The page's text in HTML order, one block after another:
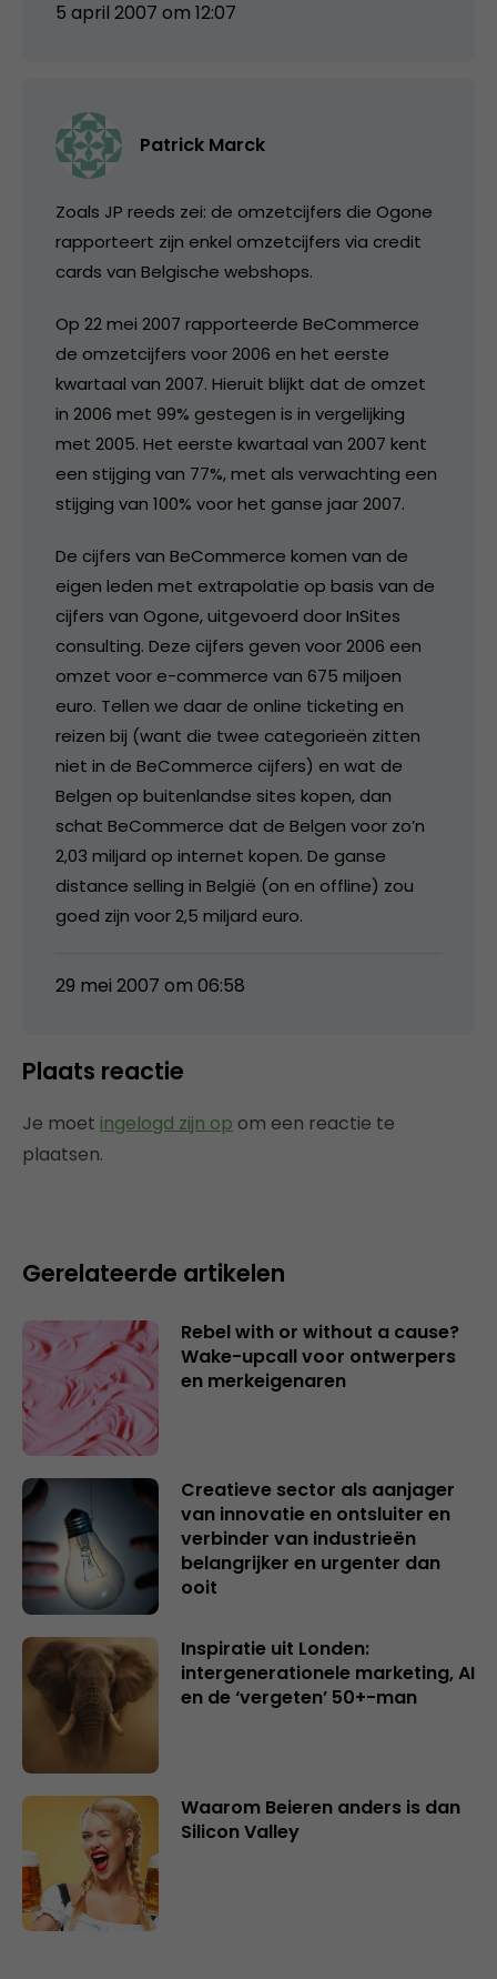
5 april 2007 om 12:07
Patrick Marck
Zoals JP reeds zei: de omzetcijfers die Ogone
rapporteert zijn enkel omzetcijfers via credit
cards van Belgische webshops.
Op 22 mei 2007 rapporteerde BeCommerce
de omzetcijfers voor 2006 en het eerste
kwartaal van 2007. Hieruit blijkt dat de omzet
in 2006 met 99% gestegen is in vergelijking
met 2005. Het eerste kwartaal van 2007 kent
een stijging van 77%, met als verwachting een
stijging van 100% voor het ganse jaar 2007.
De cijfers van BeCommerce komen van de
eigen leden met extrapolatie op basis van de
cijfers van Ogone, uitgevoerd door InSites
consulting. Deze cijfers geven voor 2006 een
omzet voor e-commerce van 675 miljoen
euro. Tellen we daar de online ticketing en
reizen bij (want die twee categorieën zitten
niet in de BeCommerce cijfers) en wat de
Belgen op buitenlandse sites kopen, dan
schat BeCommerce dat de Belgen voor zo’n
2,03 miljard op internet kopen. De ganse
distance selling in België (on en offline) zou
goed zijn voor 2,5 miljard euro.
29 mei 2007 om 06:58
Plaats reactie
Je moet ingelogd zijn op om een reactie te
plaatsen.
Gerelateerde artikelen
Rebel with or without a cause?
Wake-upcall voor ontwerpers
en merkeigenaren
Creatieve sector als aanjager
van innovatie en ontsluiter en
verbinder van industrieën
belangrijker en urgenter dan
ooit
Inspiratie uit Londen:
intergenerationele marketing, AI
en de ‘vergeten’ 50+-man
Waarom Beieren anders is dan
Silicon Valley